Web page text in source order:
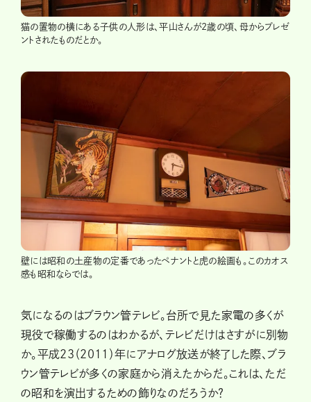
猫の置物の横にある子供の人形は、平山さんが2歳の頃、母からプレゼ
ントされたものだとか。
壁には昭和の土産物の定番であったペナントと虎の絵画も。このカオス
感も昭和ならでは。
気になるのはブラウン管テレビ。台所で見た家電の多くが
現役で稼働するのはわかるが、テレビだけはさすがに別物
か。平成23（2011）年にアナログ放送が終了した際、ブラ
ウン管テレビが多くの家庭から消えたからだ。これは、ただ
の昭和を演出するための飾りなのだろうか？